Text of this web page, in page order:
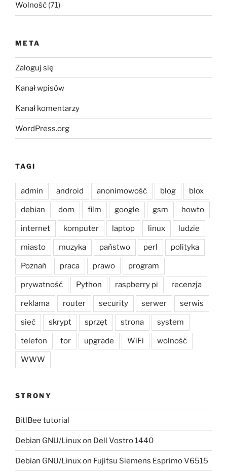
Wolność (71)
META
Zaloguj się
Kanał wpisów
Kanał komentarzy
WordPress.org
TAGI
admin android anonimowość blog blox
debian dom film google gsm howto
internet komputer laptop linux ludzie
miasto muzyka państwo perl polityka
Poznań praca prawo program
prywatność Python raspberry pi recenzja
reklama router security serwer serwis
sieć skrypt sprzęt strona system
telefon tor upgrade WiFi wolność
WWW
STRONY
BitlBee tutorial
Debian GNU/Linux on Dell Vostro 1440
Debian GNU/Linux on Fujitsu Siemens Esprimo V6515